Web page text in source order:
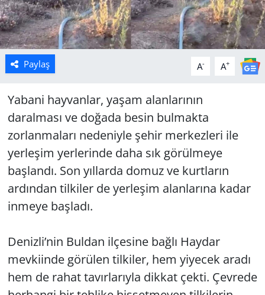
Paylaş A- A+
Yabani hayvanlar, yaşam alanlarının
daralması ve doğada besin bulmakta
zorlanmaları nedeniyle şehir merkezleri ile
yerleşim yerlerinde daha sık görülmeye
başlandı. Son yıllarda domuz ve kurtların
ardından tilkiler de yerleşim alanlarına kadar
inmeye başladı.
Denizli’nin Buldan ilçesine bağlı Haydar
mevkiinde görülen tilkiler, hem yiyecek aradı
hem de rahat tavırlarıyla dikkat çekti. Çevrede